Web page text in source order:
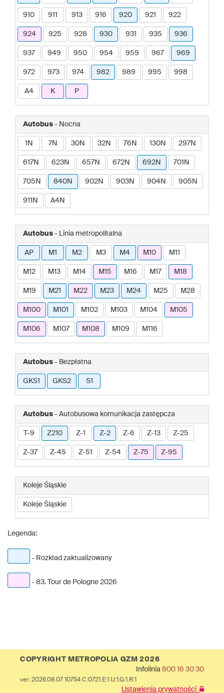
910 911 913 916 920 921 922
924 925 928 930 931 935 936
937 949 950 954 959 967 969
972 973 974 982 989 995 998
A4 K P
Autobus - Nocna
1N 7N 30N 32N 76N 130N 297N
617N 623N 657N 672N 692N 701N
705N 840N 902N 903N 904N 905N
911N A4N
Autobus - Linia metropolitalna
AP M1 M2 M3 M4 M10 M11
M12 M13 M14 M15 M16 M17 M18
M19 M21 M22 M23 M24 M25 M28
M100 M101 M102 M103 M104 M105
M106 M107 M108 M109 M116
Autobus - Bezpłatna
GKS1 GKS2 S1
Autobus - Autobusowa komunikacja zastępcza
T-9 Z210 Z-1 Z-2 Z-6 Z-13 Z-25
Z-37 Z-45 Z-51 Z-54 Z-75 Z-95
Koleje Śląskie
Koleje Śląskie
Legenda:
- Rozkład zaktualizowany
- 83. Tour de Pologne 2026
COPYRIGHT METROPOLIA GZM 2026
Infolinia 800 16 30 30
ver: 2026.08.07 10754 C:0721.E:1.U:1.G:1.R:1
Ustawienia prywatności